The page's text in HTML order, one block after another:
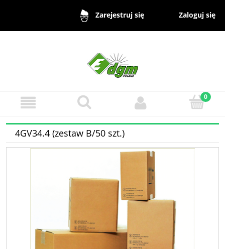
Zarejestruj się Zaloguj się
4GV34.4 (zestaw B/50 szt.)